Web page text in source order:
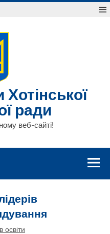
Хотінської
ради
веб-сайті!
освіти